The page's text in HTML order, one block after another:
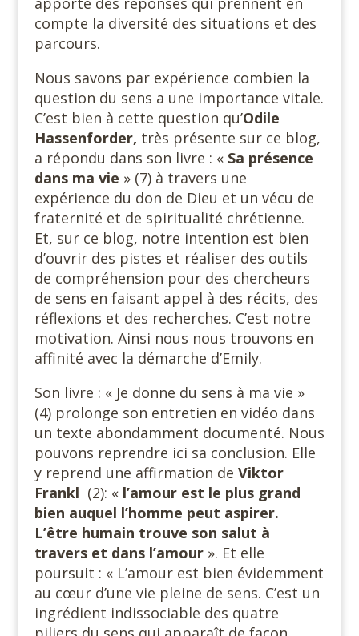
compte la diversité des situations et des
parcours.
Nous savons par expérience combien la
question du sens a une importance vitale.
C’est bien à cette question qu’Odile
Hassenforder, très présente sur ce blog,
a répondu dans son livre : « Sa présence
dans ma vie » (7) à travers une
expérience du don de Dieu et un vécu de
fraternité et de spiritualité chrétienne.
Et, sur ce blog, notre intention est bien
d’ouvrir des pistes et réaliser des outils
de compréhension pour des chercheurs
de sens en faisant appel à des récits, des
réflexions et des recherches. C’est notre
motivation. Ainsi nous nous trouvons en
affinité avec la démarche d’Emily.
Son livre : « Je donne du sens à ma vie »
(4) prolonge son entretien en vidéo dans
un texte abondamment documenté. Nous
pouvons reprendre ici sa conclusion. Elle
y reprend une affirmation de Viktor
Frankl (2): « l’amour est le plus grand
bien auquel l’homme peut aspirer.
L’être humain trouve son salut à
travers et dans l’amour ». Et elle
poursuit : « L’amour est bien évidemment
au cœur d’une vie pleine de sens. C’est un
ingrédient indissociable des quatre